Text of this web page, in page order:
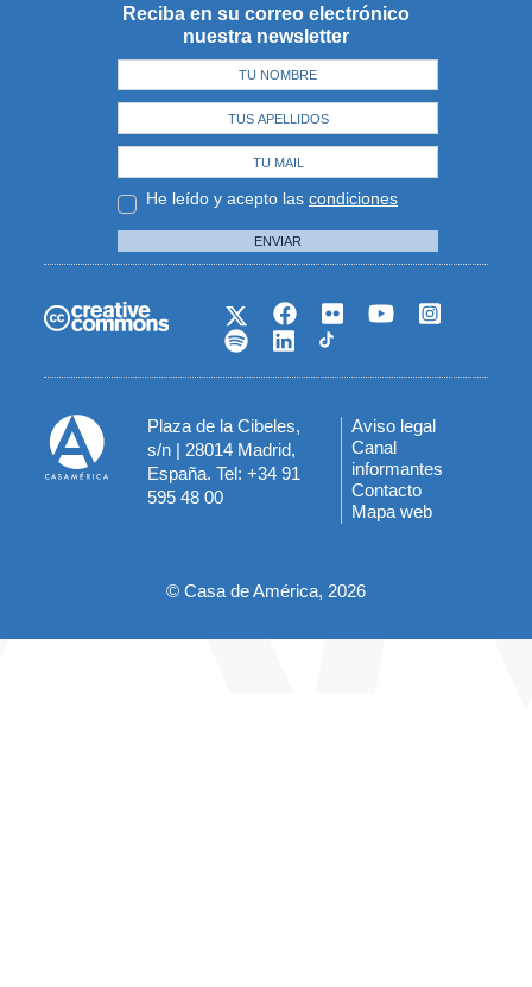
Reciba en su correo electrónico
nuestra newsletter
He leído y acepto las condiciones
ENVIAR
Plaza de la Cibeles,
s/n | 28014 Madrid,
España. Tel: +34 91
595 48 00
Menú
del
pie
Aviso legal
Canal
informantes
Contacto
Mapa web
© Casa de América, 2026